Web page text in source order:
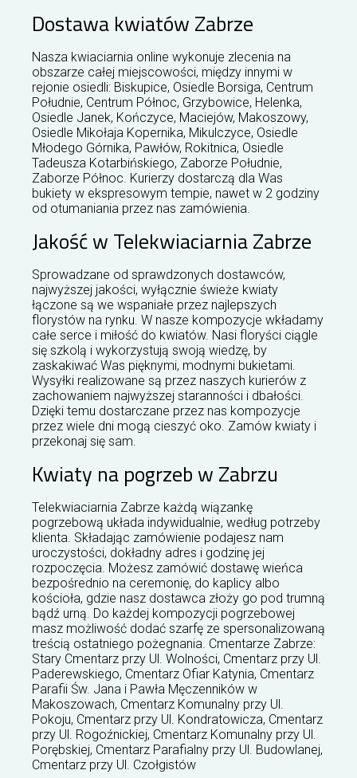
Dostawa kwiatów Zabrze
Nasza kwiaciarnia online wykonuje zlecenia na
obszarze całej miejscowości, między innymi w
rejonie osiedli: Biskupice, Osiedle Borsiga, Centrum
Południe, Centrum Północ, Grzybowice, Helenka,
Osiedle Janek, Kończyce, Maciejów, Makoszowy,
Osiedle Mikołaja Kopernika, Mikulczyce, Osiedle
Młodego Górnika, Pawłów, Rokitnica, Osiedle
Tadeusza Kotarbińskiego, Zaborze Południe,
Zaborze Północ. Kurierzy dostarczą dla Was
bukiety w ekspresowym tempie, nawet w 2 godziny
od otumaniania przez nas zamówienia.
Jakość w Telekwiaciarnia Zabrze
Sprowadzane od sprawdzonych dostawców,
najwyższej jakości, wyłącznie świeże kwiaty
łączone są we wspaniałe przez najlepszych
florystów na rynku. W nasze kompozycje wkładamy
całe serce i miłość do kwiatów. Nasi floryści ciągle
się szkolą i wykorzystują swoją wiedzę, by
zaskakiwać Was pięknymi, modnymi bukietami.
Wysyłki realizowane są przez naszych kurierów z
zachowaniem najwyższej staranności i dbałości.
Dzięki temu dostarczane przez nas kompozycje
przez wiele dni mogą cieszyć oko. Zamów kwiaty i
przekonaj się sam.
Kwiaty na pogrzeb w Zabrzu
Telekwiaciarnia Zabrze każdą wiązankę
pogrzebową układa indywidualnie, według potrzeby
klienta. Składając zamówienie podajesz nam
uroczystości, dokładny adres i godzinę jej
rozpoczęcia. Możesz zamówić dostawę wieńca
bezpośrednio na ceremonię, do kaplicy albo
kościoła, gdzie nasz dostawca złoży go pod trumną
bądź urną. Do każdej kompozycji pogrzebowej
masz możliwość dodać szarfę ze spersonalizowaną
treścią ostatniego pożegnania. Cmentarze Zabrze:
Stary Cmentarz przy Ul. Wolności, Cmentarz przy Ul.
Paderewskiego, Cmentarz Ofiar Katynia, Cmentarz
Parafii Św. Jana i Pawła Męczenników w
Makoszowach, Cmentarz Komunalny przy Ul.
Pokoju, Cmentarz przy Ul. Kondratowicza, Cmentarz
przy Ul. Rogoźnickiej, Cmentarz Komunalny przy Ul.
Porębskiej, Cmentarz Parafialny przy Ul. Budowlanej,
Cmentarz przy Ul. Czołgistów